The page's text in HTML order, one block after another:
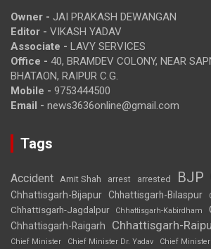
Owner - JAI PRAKASH DEWANGAN
Editor - VIKASH YADAV
Associate - LAVY SERVICES
Office - 40, BRAMDEV COLONY, NEAR
BHATAON, RAIPUR C.G.
Mobile - 9753444500
Email - news3636online@gmail.com
Tags
Accident Amit Shah arrest arrested BJP
Chhattisgarh-Bijapur Chhattisgarh-Bilaspur
Chhattisgarh-Jagdalpur Chhattisgarh-Kabirdham
Chhattisgarh-Raigarh Chhattisgarh-
Chief Minister
Chief Minister Dr. Yadav Chief Minister